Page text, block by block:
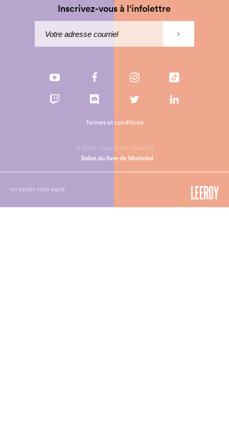
Inscrivez-vous à l'infolettre
© 2026 - Tous droits réservés
Termes et conditions
un projet web signé